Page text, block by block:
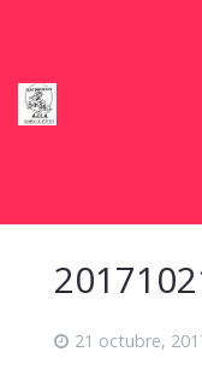
Información e
21 octubre,